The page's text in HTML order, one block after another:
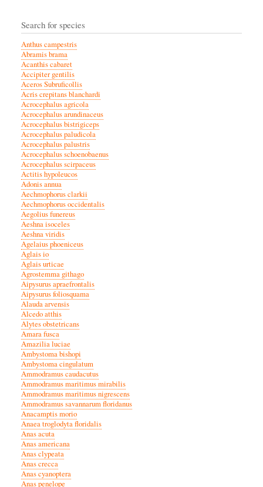
Search for species
Anthus campestris
Abramis brama
Acanthis cabaret
Accipiter gentilis
Aceros Subruficollis
Acris crepitans blanchardi
Acrocephalus agricola
Acrocephalus arundinaceus
Acrocephalus bistrigiceps
Acrocephalus paludicola
Acrocephalus palustris
Acrocephalus schoenobaenus
Acrocephalus scirpaceus
Actitis hypoleucos
Adonis annua
Aechmophorus clarkii
Aechmophorus occidentalis
Aegolius funereus
Aeshna isoceles
Aeshna viridis
Agelaius phoeniceus
Aglais io
Aglais urticae
Agrostemma githago
Aipysurus apraefrontalis
Aipysurus foliosquama
Alauda arvensis
Alcedo atthis
Alytes obstetricans
Amara fusca
Amazilia luciae
Ambystoma bishopi
Ambystoma cingulatum
Ammodramus caudacutus
Ammodramus maritimus mirabilis
Ammodramus maritimus nigrescens
Ammodramus savannarum floridanus
Anacamptis morio
Anaea troglodyta floridalis
Anas acuta
Anas americana
Anas clypeata
Anas crecca
Anas cyanoptera
Anas penelope